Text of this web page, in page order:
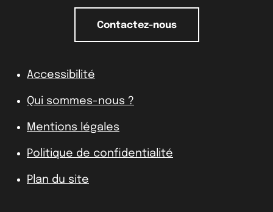
Contactez-nous
Accessibilité
Qui sommes-nous ?
Mentions légales
Politique de confidentialité
Plan du site